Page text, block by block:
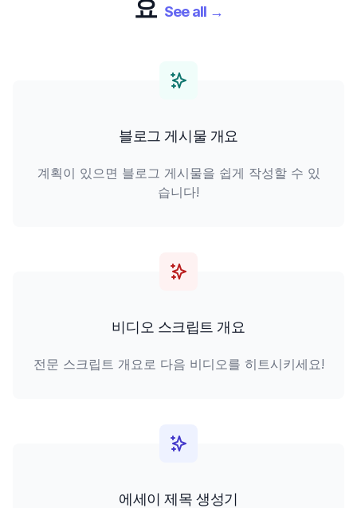
요 See all →
블로그 게시물 개요
계획이 있으면 블로그 게시물을 쉽게 작성할 수 있
습니다!
비디오 스크립트 개요
전문 스크립트 개요로 다음 비디오를 히트시키세요!
에세이 제목 생성기